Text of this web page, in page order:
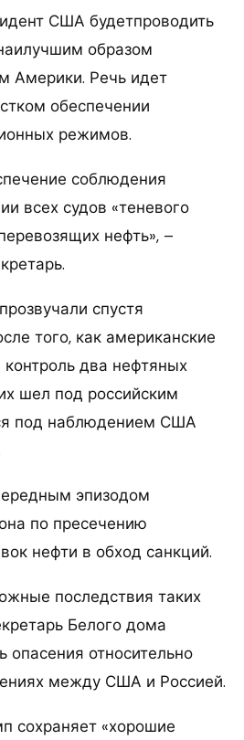
США будетпроводить
образом
Америки. Речь идет
обеспечении
режимов.
соблюдения
всех судов «теневого
нефть», –
спустя
того, как американские
два нефтяных
шел под российским
под наблюдением США
эпизодом
по пресечению
нефти в обход санкций.
последствия таких
Белого дома
опасения относительно
между США и Россией.
сохраняет «хорошие